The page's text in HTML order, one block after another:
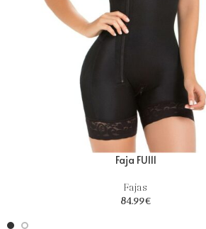
Faja FU111
Fajas
84.99€